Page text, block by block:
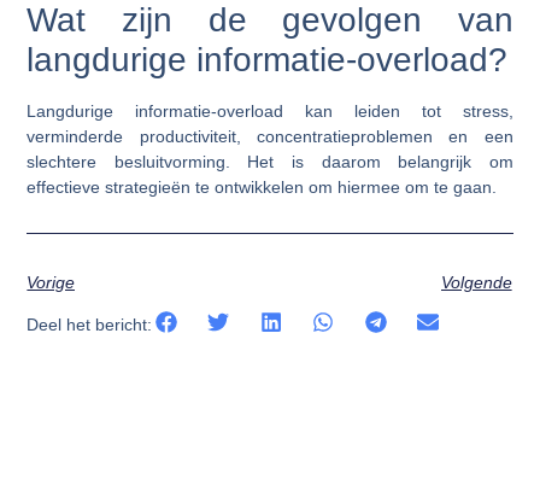
Wat zijn de gevolgen van
langdurige informatie-overload?
Langdurige informatie-overload kan leiden tot stress,
verminderde productiviteit, concentratieproblemen en een
slechtere besluitvorming. Het is daarom belangrijk om
effectieve strategieën te ontwikkelen om hiermee om te gaan.
Vorige Volgende
Deel het bericht: